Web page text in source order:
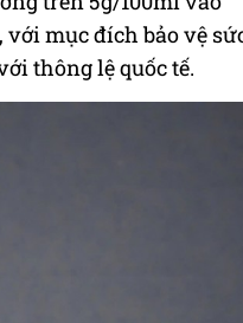
với mục đích bảo vệ
thông lệ quốc tế.